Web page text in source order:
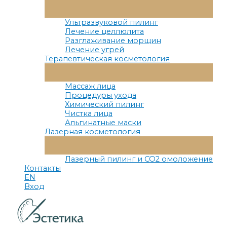
Меню
Ультразвуковой пилинг
Лечение целлюлита
Разглаживание морщин
Лечение угрей
Терапевтическая косметология
Меню
Массаж лица
Процедуры ухода
Химический пилинг
Чистка лица
Альгинатные маски
Лазерная косметология
Меню
Лазерный пилинг и СО2 омоложение
Контакты
EN
Вход